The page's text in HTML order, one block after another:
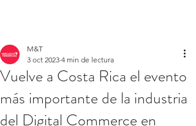
Vuelve a Costa Rica el evento
más importante de la industria
del Digital Commerce en
M&T
3 oct 2023 4 min de lectura